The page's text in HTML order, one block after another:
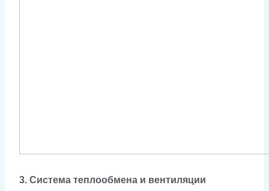
3. Система теплообмена и вентиляции